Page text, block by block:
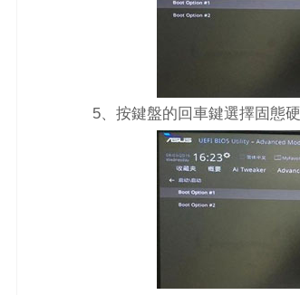
5、按鍵盤的回車鍵選擇固態硬